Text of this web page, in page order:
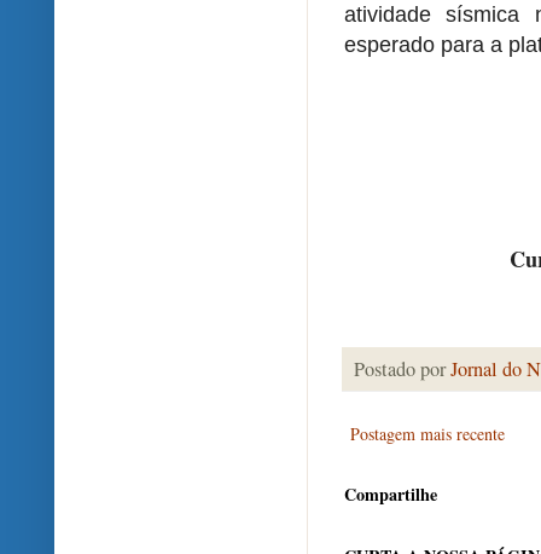
atividade sísmica
esperado para a
Postado porJornal do
Postagem mais recente
Compartilhe